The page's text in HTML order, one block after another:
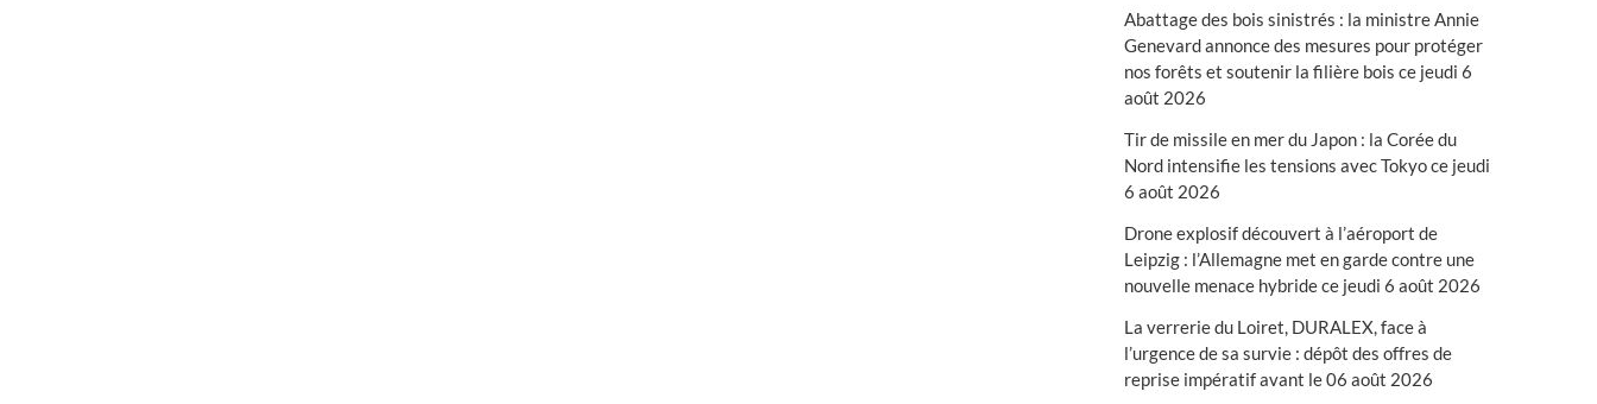
Abattage des bois sinistrés : la ministre Annie
Genevard annonce des mesures pour protéger
nos forêts et soutenir la filière bois ce jeudi 6
août 2026
Tir de missile en mer du Japon : la Corée du
Nord intensifie les tensions avec Tokyo ce jeudi
6 août 2026
Drone explosif découvert à l’aéroport de
Leipzig : l’Allemagne met en garde contre une
nouvelle menace hybride ce jeudi 6 août 2026
La verrerie du Loiret, DURALEX, face à
l’urgence de sa survie : dépôt des offres de
reprise impératif avant le 06 août 2026